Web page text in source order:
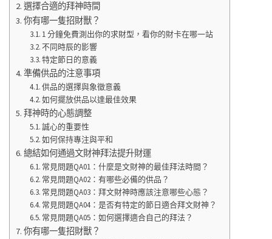
選擇合適的拜神時間
你有哪一隻招財獸？
1 分鐘免費測出你的求財型，看你的財卡在哪一站
不同時辰的影響
特定節日的意義
準備供品的注意事項
供品的選擇與象徵意義
如何擺放供品以達最佳效果
拜神時的心態調整
誠心的重要性
如何保持專注與平和
總結如何通過文財神拜法提升財運
常見問題QA01：什麼是文財神的最佳拜法時間？
常見問題QA02：有哪些必備的供品？
常見問題QA03：拜文財神時應該注意哪些心態？
常見問題QA04：是否有特定的節日適合拜文財神？
常見問題QA05：如何選擇適合自己的拜法？
你有哪一隻招財獸？